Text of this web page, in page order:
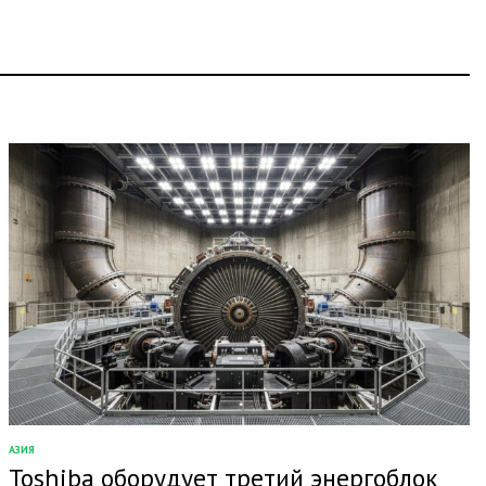
ОПУБЛИКОВАНО
В
АЗИЯ
Toshiba оборудует третий энергоблок